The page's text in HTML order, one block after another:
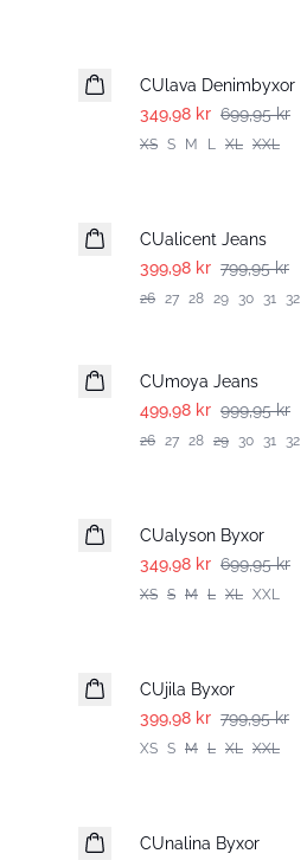
CUlava Denimbyxor
349,98 kr 699,95 kr
XS S M L XL XXL
CUalicent Jeans
399,98 kr 799,95 kr
26 27 28 29 30 31 32
CUmoya Jeans
499,98 kr 999,95 kr
26 27 28 29 30 31 32
CUalyson Byxor
349,98 kr 699,95 kr
XS S M L XL XXL
CUjila Byxor
399,98 kr 799,95 kr
XS S M L XL XXL
CUnalina Byxor